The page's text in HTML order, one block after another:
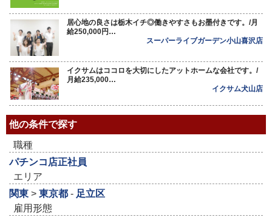
居心地の良さは栃木イチ◎働きやすさもお墨付きです。/月
給250,000円…
スーパーライブガーデン小山喜沢店
イクサムはココロを大切にしたアットホームな会社です。/
月給235,000…
イクサム犬山店
他の条件で探す
職種
パチンコ店正社員
エリア
関東 > 東京都 - 足立区
雇用形態